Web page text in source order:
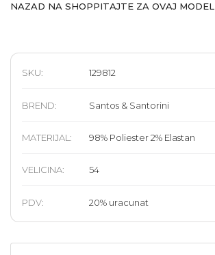
NAZAD NA SHOPPITAJTE ZA OVAJ MODEL
SKU: 129812
BREND: Santos & Santorini
MATERIJAL : 98% Poliester 2% Elastan
VELICINA: 54
PDV: 20% uracunat